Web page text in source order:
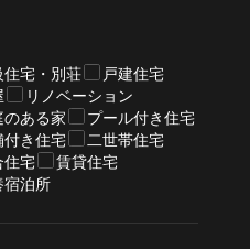
住宅・別荘
戸建住宅
リノベーション
のある家
プール付き住宅
付き住宅
二世帯住宅
住宅
賃貸住宅
宿泊所